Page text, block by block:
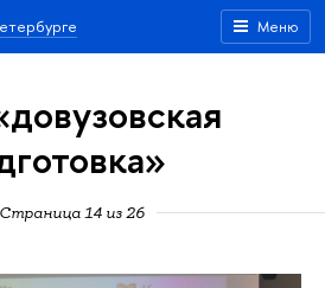
Меню
Страница 14 из 26